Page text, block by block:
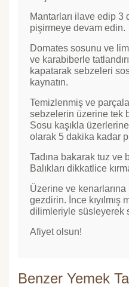
Mantarları ilave edip 3
pişirmeye devam edin.
Domates sosunu ve
ve karabiberle
kapatarak sebzeleri
kaynatın.
Temizlenmiş ve
sebzelerin üzerine tek
Sosu kaşıkla
olarak 5 dakika kadar
Tadına bakarak tuz ve
Balıkları dikkatlice
Üzerine ve kenarlarına
gezdirin. İnce kıyılmış
dilimleriyle süsleyerek
Afiyet olsun!
Benzer Yemek